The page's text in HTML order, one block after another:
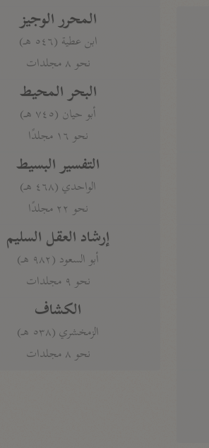
المحرر الوجيز
ابن عطية (٥٤٦ هـ)
نحو ٨ مجلدات
البحر المحيط
أبو حيان (٧٤٥ هـ)
نحو ١٦ مجلدًا
التفسير البسيط
الواحدي (٤٦٨ هـ)
نحو ٢٢ مجلدًا
إرشاد العقل السليم
أبو السعود (٩٨٢ هـ)
نحو ٩ مجلدات
الكشاف
الزمخشري (٥٣٨ هـ)
نحو ٨ مجلدات